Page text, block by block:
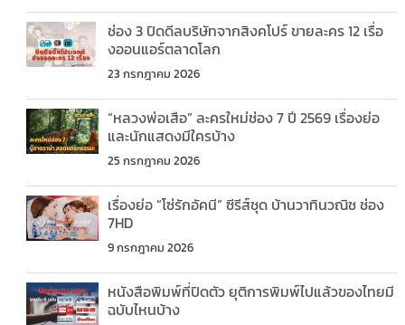
ช่อง 3 ปิดดีลบริษัทจากสิงคโปร์ ขายละคร 12 เรื่อ
งออนแอร์ตลาดโลก
23 กรกฎาคม 2026
“หลวงพ่อเสือ” ละครใหม่ช่อง 7 ปี 2569 เรื่องย่อ
และนักแสดงมีใครบ้าง
25 กรกฎาคม 2026
เรื่องย่อ “โซ่รักอัคนี” ซีรีส์ชุด บ้านวาทินวณิช ช่อง
7HD
9 กรกฎาคม 2026
หนังสือพิมพ์ที่ปิดตัว ยุติการพิมพ์ไปแล้วของไทยมี
ฉบับไหนบ้าง